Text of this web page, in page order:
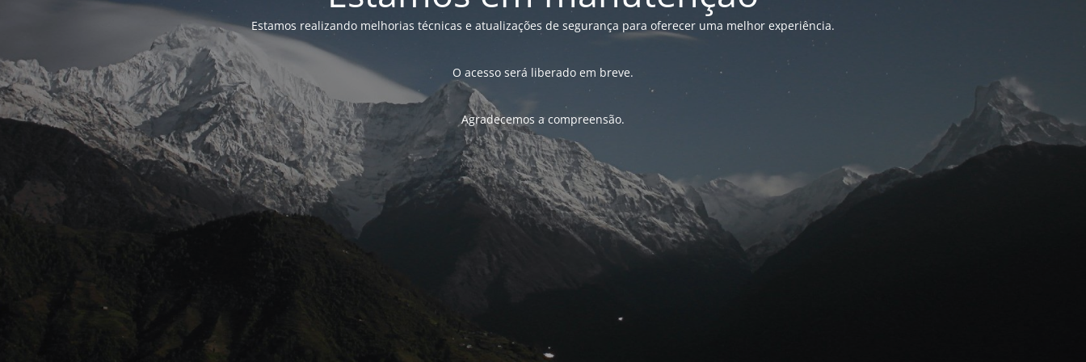
Estamos realizando melhorias técnicas e atualizações de segurança para oferecer uma melhor experiência.
O acesso será liberado em breve.
Agradecemos a compreensão.